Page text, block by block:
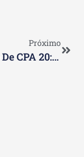
Próximo
Curso De CPA 20: O Que É E Como Complementa Sua Expertise Financeira